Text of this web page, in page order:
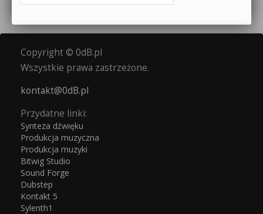
Copyright © 0dB.pl
Wszystkie prawa zastrzeżone.
kontakt@0dB.pl
Przydatne linki:
Synteza dźwięku
Produkcja muzyczna
Produkcja muzyki
Bitwig Studio
Sound Forge
Dubstep
Kontakt 5
Sylenth1